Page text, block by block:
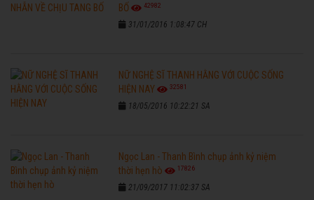
BỐ
42982
31/01/2016 1:08:47 CH
NỮ NGHỆ SĨ THANH HẰNG VỚI CUỘC SỐNG
HIỆN NAY
32581
18/05/2016 10:22:21 SA
Ngọc Lan - Thanh Bình chụp ảnh kỷ niệm
thời hẹn hò
17826
21/09/2017 11:02:37 SA